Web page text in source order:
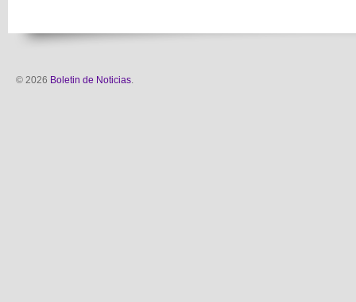
© 2026 Boletin de Noticias.